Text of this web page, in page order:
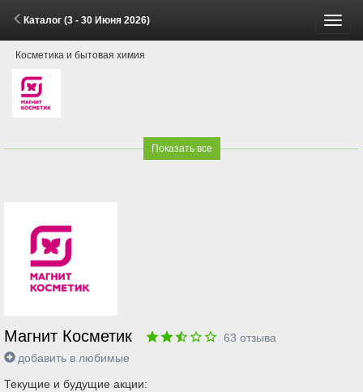
Каталог (3 - 30 Июня 2026)
Косметика и бытовая химия
Показать все
Магнит Косметик 63 отзыва
добавить в любимые
Текущие и будущие акции: